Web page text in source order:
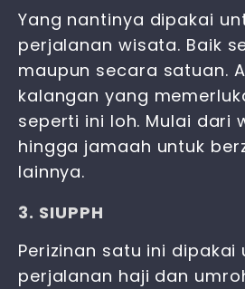
Yang nantinya dipakai
perjalanan wisata. Baik
maupun secara satuan.
kalangan yang
seperti ini loh. Mulai dari
hingga jamaah untuk
lainnya.
3. SIUPPH
Perizinan satu ini dipakai
perjalanan haji dan